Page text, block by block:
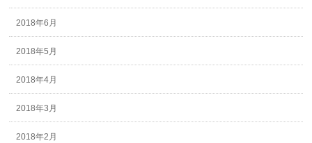
2018年6月
2018年5月
2018年4月
2018年3月
2018年2月